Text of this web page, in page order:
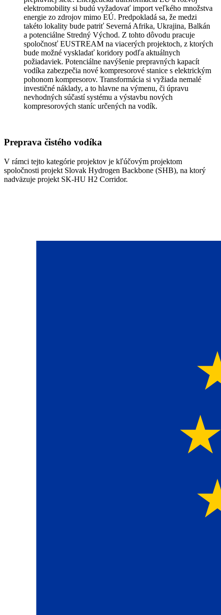
elektromobility si budú vyžadovať import veľkého množstva
energie zo zdrojov mimo EÚ. Predpokladá sa, že medzi
takéto lokality bude patriť Severná Afrika, Ukrajina, Balkán
a potenciálne Stredný Východ. Z tohto dôvodu pracuje
spoločnosť EUSTREAM na viacerých projektoch, z ktorých
bude možné vyskladať koridory podľa aktuálnych
požiadaviek. Potenciálne navýšenie prepravných kapacít
vodíka zabezpečia nové kompresorové stanice s elektrickým
pohonom kompresorov. Transformácia si vyžiada nemalé
investičné náklady, a to hlavne na výmenu, či úpravu
nevhodných súčastí systému a výstavbu nových
kompresorových staníc určených na vodík.
Preprava čistého vodíka
V rámci tejto kategórie projektov je kľúčovým projektom
spoločnosti projekt Slovak Hydrogen Backbone (SHB), na ktorý
nadväzuje projekt SK-HU H2 Corridor.